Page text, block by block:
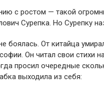
с ростом — такой
Сурепка. Но Сурепку
боялась. От китайца
Он читал свои стихи
просил очередные
выходила из себя: